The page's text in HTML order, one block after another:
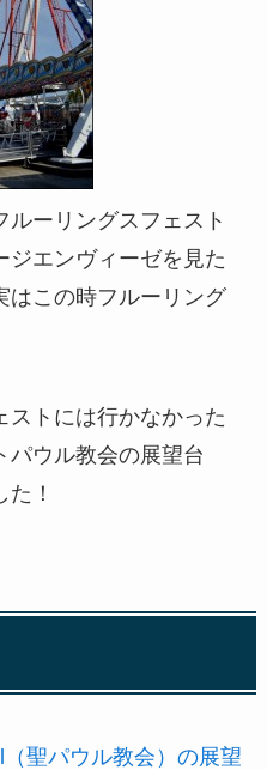
ーリングスフェスト
ジエンヴィーゼを見た
はこの時フルーリング
ストには行かなかった
パウル教会の展望台
！
（聖パウル教会）の展望